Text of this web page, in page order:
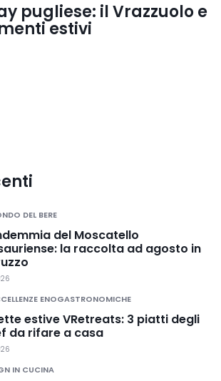
pugliese: il Vrazzuolo e
estivi
DEL BERE
del Moscatello
la raccolta ad agosto in
ENOGASTRONOMICHE
estive VRetreats: 3 piatti degli
da rifare a casa
IN CUCINA